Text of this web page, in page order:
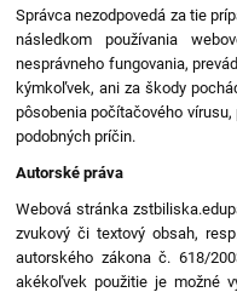
Správca nezodpovedá za tie
následkom používania
nesprávneho fungovania,
kýmkoľvek, ani za škody
pôsobenia počítačového
podobných príčin.
Autorské práva
Webová stránka
zvukový či textový obsah,
autorského zákona č. 618/
akékoľvek použitie je možné